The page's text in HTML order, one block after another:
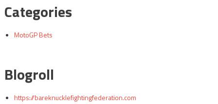
Categories
MotoGP Bets
Blogroll
https://bareknucklefightingfederation.com